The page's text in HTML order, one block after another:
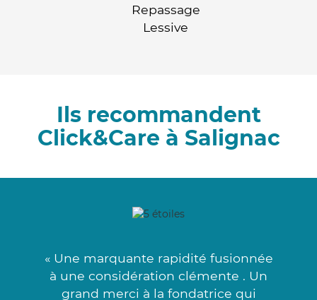
Repassage
Lessive
Ils recommandent
Click&Care à Salignac
« Une marquante rapidité fusionnée
à une considération clémente . Un
grand merci à la fondatrice qui